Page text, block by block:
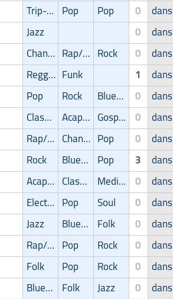
Trip-Hop Pop Pop 0
Jazz 0
Chanson Rap/Hip-Hop/RnB Rock 0
Reggae/Ragga/Dub Funk 1
Pop Rock Blues/Swing 0
Classic Acapella Gospel 0
Rap/Hip-Hop/RnB Chanson Pop 0
Rock Blues/Swing Pop 3
Acapella Classic Medieval music/renaissance 0
Electro Pop Soul 0
Jazz Blues/Swing Folk 0
Rap/Hip-Hop/RnB Pop Rock 0
Folk Pop Rock 0
Blues/Swing Folk Jazz 0